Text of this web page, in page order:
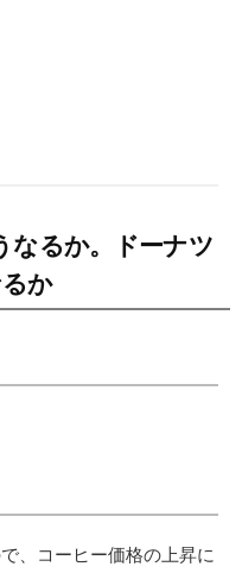
なるか。ドーナツ
か
、コーヒー価格の上昇に